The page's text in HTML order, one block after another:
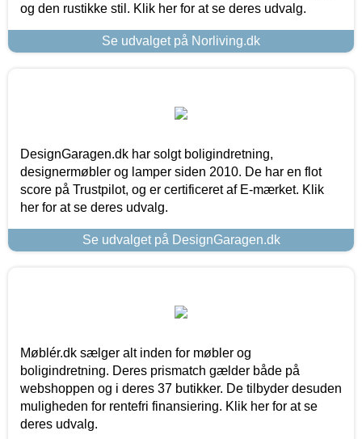
og den rustikke stil. Klik her for at se deres udvalg.
Se udvalget på Norliving.dk
DesignGaragen.dk har solgt boligindretning,
designermøbler og lamper siden 2010. De har en flot
score på Trustpilot, og er certificeret af E-mærket. Klik
her for at se deres udvalg.
Se udvalget på DesignGaragen.dk
Møblér.dk sælger alt inden for møbler og
boligindretning. Deres prismatch gælder både på
webshoppen og i deres 37 butikker. De tilbyder desuden
muligheden for rentefri finansiering. Klik her for at se
deres udvalg.